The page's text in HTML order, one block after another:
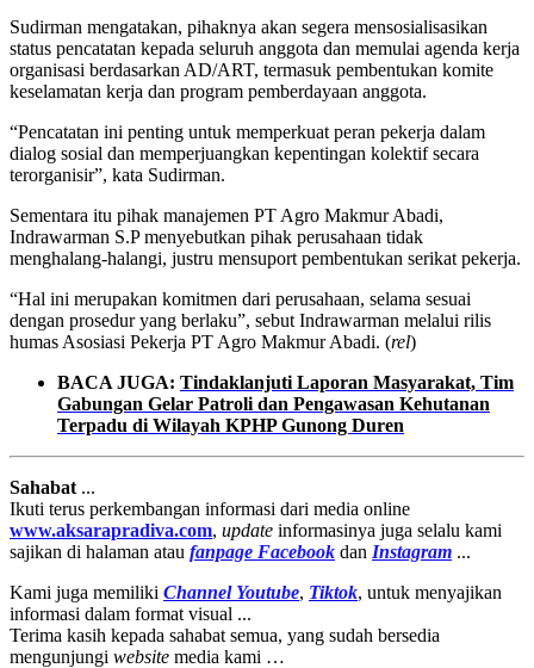
Sudirman mengatakan, pihaknya akan segera mensosialisasikan
status pencatatan kepada seluruh anggota dan memulai agenda kerja
organisasi berdasarkan AD/ART, termasuk pembentukan komite
keselamatan kerja dan program pemberdayaan anggota.
“Pencatatan ini penting untuk memperkuat peran pekerja dalam
dialog sosial dan memperjuangkan kepentingan kolektif secara
terorganisir”, kata Sudirman.
Sementara itu pihak manajemen PT Agro Makmur Abadi,
Indrawarman S.P menyebutkan pihak perusahaan tidak
menghalang-halangi, justru mensuport pembentukan serikat pekerja.
“Hal ini merupakan komitmen dari perusahaan, selama sesuai
dengan prosedur yang berlaku”, sebut Indrawarman melalui rilis
humas Asosiasi Pekerja PT Agro Makmur Abadi. (rel)
BACA JUGA: Tindaklanjuti Laporan Masyarakat, Tim
Gabungan Gelar Patroli dan Pengawasan Kehutanan
Terpadu di Wilayah KPHP Gunong Duren
Sahabat ...
Ikuti terus perkembangan informasi dari media online
www.aksarapradiva.com, update informasinya juga selalu kami
sajikan di halaman atau fanpage Facebook dan Instagram ...
Kami juga memiliki Channel Youtube, Tiktok, untuk menyajikan
informasi dalam format visual ...
Terima kasih kepada sahabat semua, yang sudah bersedia
mengunjungi website media kami …